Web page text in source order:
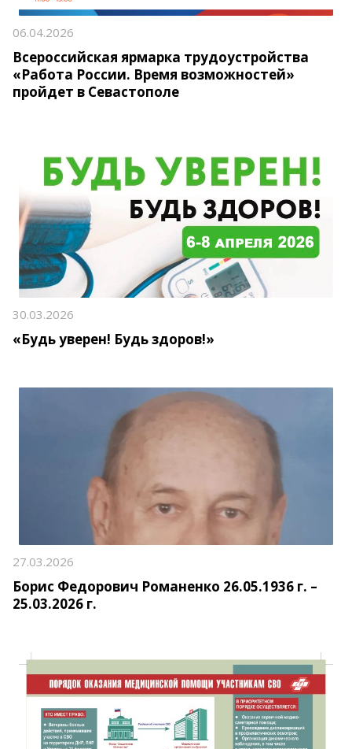
06.04.2026
Всероссийская ярмарка трудоустройства
«Работа России. Время возможностей»
пройдет в Севастополе
30.03.2026
«Будь уверен! Будь здоров!»
27.03.2026
Борис Федорович Романенко 26.05.1936 г. –
25.03.2026 г.